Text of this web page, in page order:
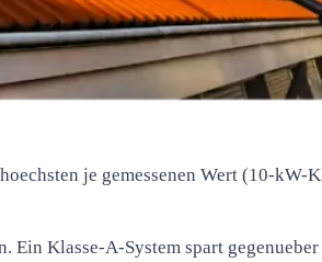
je gemessenen Wert (10-kW-
Ein Klasse-A-System spart